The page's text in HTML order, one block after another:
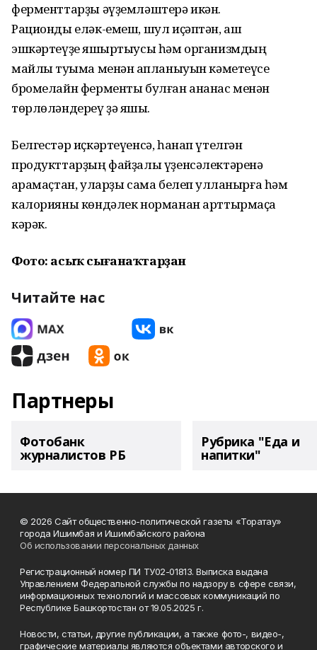
ферменттарҙы әүҙемләштерә икән.
Рационды еләк-емеш, шул иҫәптән, аш
эшкәртеүҙе яҡшыртыусы һәм организмдың
майлы туҡыма менән ҡапланыуын кәметеүсе
бромелайн ферменты булған ананас менән
төрлөләндереү ҙә яҡшы.
Белгестәр иҫкәртеүенсә, һанап үтелгән
продукттарҙың файҙалы үҙенсәлектәренә
ҡарамаҫтан, уларҙы сама белеп ҡулланырға һәм
калорияны көндәлек норманан арттырмаҫҡа
кәрәк.
Фото: асыҡ сығанаҡтарҙан
Читайте нас
Партнеры
Фотобанк
журналистов РБ
Рубрика "Еда и
напитки"
© 2026 Сайт общественно-политической газеты «Торатау»
города Ишимбая и Ишимбайского района
Об использовании персональных данных
Регистрационный номер ПИ ТУ02-01813. Выписка выдана
Управлением Федеральной службы по надзору в сфере связи,
информационных технологий и массовых коммуникаций по
Республике Башкортостан от 19.05.2025 г.
Новости, статьи, другие публикации, а также фото-, видео-,
графические материалы являются объектами авторского и